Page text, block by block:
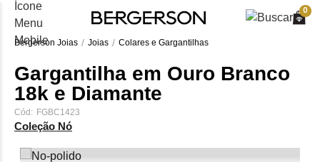
0
Bergerson Joias Joias Colares e Gargantilhas
Gargantilha em Ouro Branco
18k e Diamante
Cód: FGBC1423
Coleção Nó